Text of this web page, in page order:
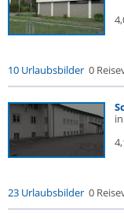
10 Urlaubsbilder 0
23 Urlaubsbilder 0